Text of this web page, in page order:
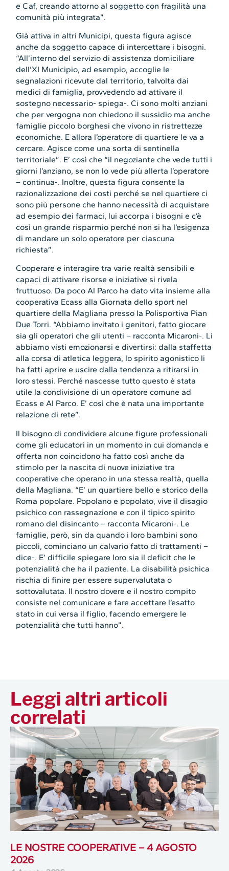
e Caf, creando attorno al soggetto con fragilità una
comunità più integrata”.
Già attiva in altri Municipi, questa figura agisce
anche da soggetto capace di intercettare i bisogni.
“All’interno del servizio di assistenza domiciliare
dell’XI Municipio, ad esempio, accoglie le
segnalazioni ricevute dal territorio, talvolta dai
medici di famiglia, provvedendo ad attivare il
sostegno necessario- spiega-. Ci sono molti anziani
che per vergogna non chiedono il sussidio ma anche
famiglie piccolo borghesi che vivono in ristrettezze
economiche. E allora l’operatore di quartiere le va a
cercare. Agisce come una sorta di sentinella
territoriale”. E’ così che “il negoziante che vede tutti i
giorni l’anziano, se non lo vede più allerta l’operatore
– continua-. Inoltre, questa figura consente la
razionalizzazione dei costi perché se nel quartiere ci
sono più persone che hanno necessità di acquistare
ad esempio dei farmaci, lui accorpa i bisogni e c’è
così un grande risparmio perché non si ha l’esigenza
di mandare un solo operatore per ciascuna
richiesta”.
Cooperare e interagire tra varie realtà sensibili e
capaci di attivare risorse e iniziative si rivela
fruttuoso. Da poco Al Parco ha dato vita insieme alla
cooperativa Ecass alla Giornata dello sport nel
quartiere della Magliana presso la Polisportiva Pian
Due Torri. “Abbiamo invitato i genitori, fatto giocare
sia gli operatori che gli utenti – racconta Micaroni-. Li
abbiamo visti emozionarsi e divertirsi: dalla staffetta
alla corsa di atletica leggera, lo spirito agonistico li
ha fatti aprire e uscire dalla tendenza a ritirarsi in
loro stessi. Perché nascesse tutto questo è stata
utile la condivisione di un operatore comune ad
Ecass e Al Parco. E’ così che è nata una importante
relazione di rete”.
Il bisogno di condividere alcune figure professionali
come gli educatori in un momento in cui domanda e
offerta non coincidono ha fatto così anche da
stimolo per la nascita di nuove iniziative tra
cooperative che operano in una stessa realtà, quella
della Magliana. “E’ un quartiere bello e storico della
Roma popolare. Popolano e popolato, vive il disagio
psichico con rassegnazione e con il tipico spirito
romano del disincanto – racconta Micaroni-. Le
famiglie, però, sin da quando i loro bambini sono
piccoli, cominciano un calvario fatto di trattamenti –
dice-. E’ difficile spiegare loro sia il deficit che le
potenzialità che ha il paziente. La disabilità psichica
rischia di finire per essere supervalutata o
sottovalutata. Il nostro dovere e il nostro compito
consiste nel comunicare e fare accettare l’esatto
stato in cui versa il figlio, facendo emergere le
potenzialità che tutti hanno”.
Leggi altri articoli
correlati
LE NOSTRE COOPERATIVE – 4 AGOSTO
2026